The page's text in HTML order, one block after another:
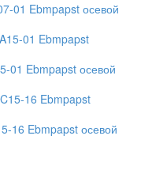
01 Ebmpapst осевой
01 Ebmpapst осевой
16 Ebmpapst осевой